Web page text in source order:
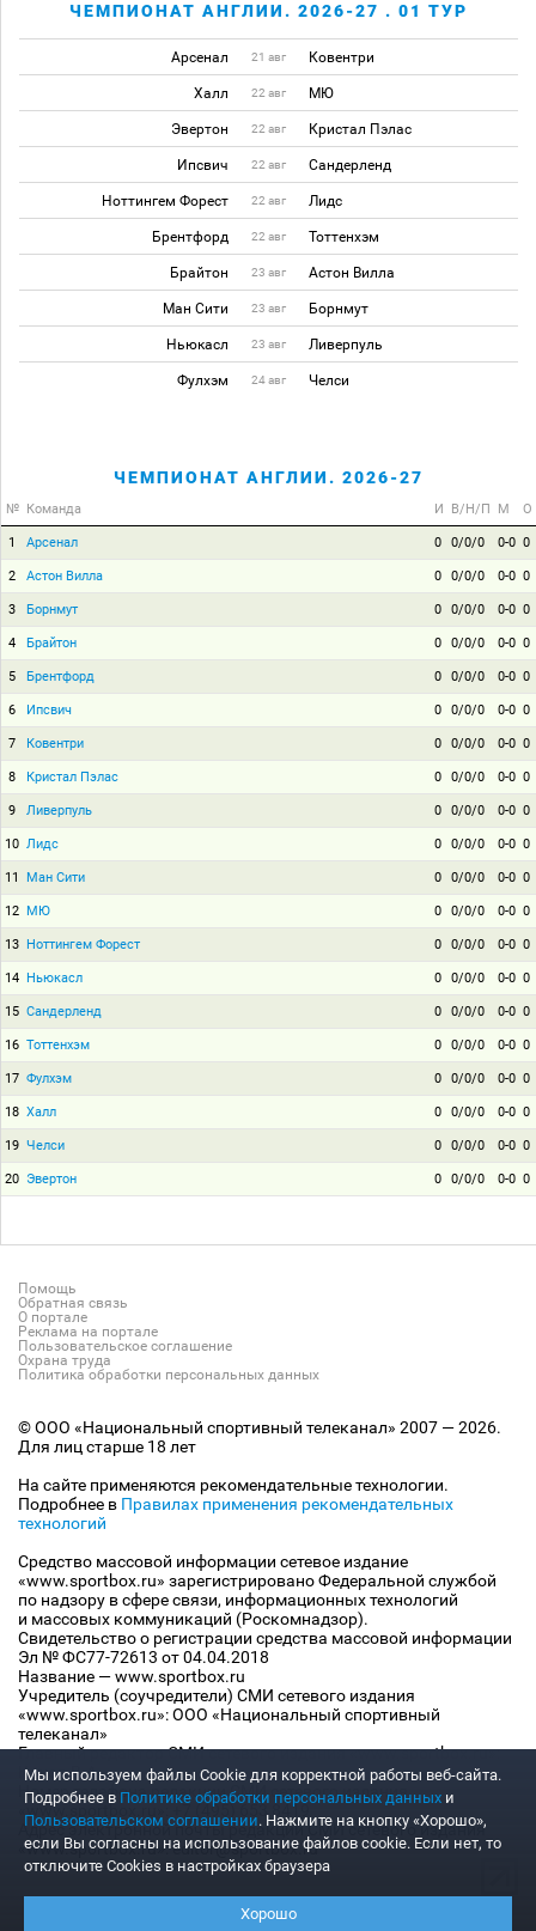
ЧЕМПИОНАТ АНГЛИИ. 2026-27 . 01 ТУР
Арсенал 21 авг Ковентри
Халл 22 авг МЮ
Эвертон 22 авг Кристал Пэлас
Ипсвич 22 авг Сандерленд
Ноттингем Форест 22 авг Лидс
Брентфорд 22 авг Тоттенхэм
Брайтон 23 авг Астон Вилла
Ман Сити 23 авг Борнмут
Ньюкасл 23 авг Ливерпуль
Фулхэм 24 авг Челси
ЧЕМПИОНАТ АНГЛИИ. 2026-27
№ Команда И В/Н/П М О
1 Арсенал 0 0/0/0 0-0 0
2 Астон Вилла 0 0/0/0 0-0 0
3 Борнмут 0 0/0/0 0-0 0
4 Брайтон 0 0/0/0 0-0 0
5 Брентфорд 0 0/0/0 0-0 0
6 Ипсвич 0 0/0/0 0-0 0
7 Ковентри 0 0/0/0 0-0 0
8 Кристал Пэлас 0 0/0/0 0-0 0
9 Ливерпуль 0 0/0/0 0-0 0
10 Лидс 0 0/0/0 0-0 0
11 Ман Сити 0 0/0/0 0-0 0
12 МЮ 0 0/0/0 0-0 0
13 Ноттингем Форест 0 0/0/0 0-0 0
14 Ньюкасл 0 0/0/0 0-0 0
15 Сандерленд 0 0/0/0 0-0 0
16 Тоттенхэм 0 0/0/0 0-0 0
17 Фулхэм 0 0/0/0 0-0 0
18 Халл 0 0/0/0 0-0 0
19 Челси 0 0/0/0 0-0 0
20 Эвертон 0 0/0/0 0-0 0
Помощь
Обратная связь
О портале
Реклама на портале
Пользовательское соглашение
Охрана труда
Политика обработки персональных данных
© ООО «Национальный спортивный телеканал» 2007 — 2026.
Для лиц старше 18 лет
На сайте применяются рекомендательные технологии.
Подробнее в Правилах применения рекомендательных
технологий
Средство массовой информации сетевое издание
«www.sportbox.ru» зарегистрировано Федеральной службой
по надзору в сфере связи, информационных технологий
и массовых коммуникаций (Роскомнадзор).
Свидетельство о регистрации средства массовой информации
Эл № ФС77-72613 от 04.04.2018
Название — www.sportbox.ru
Учредитель (соучредители) СМИ сетевого издания
«www.sportbox.ru»: ООО «Национальный спортивный
телеканал»
Главный редактор СМИ сетевого издания «www.sportbox.ru»:
Конов В.А.
Номер телефона редакции СМИ сетевого издания
«www.sportbox.ru»: +7 (495) 653 8419
Адрес электронной почты редакции СМИ сетевого издания
«www.sportbox.ru»: editor@sportbox.ru
Мы используем файлы Сookie для корректной работы веб-сайта.
Подробнее в Политике обработки персональных данных и
Пользовательском соглашении. Нажмите на кнопку «Хорошо»,
если Вы согласны на использование файлов cookie. Если нет, то
отключите Cookies в настройках браузера
Хорошо